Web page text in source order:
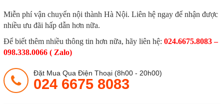
Miễn phí vận chuyển nội thành Hà Nội. Liên hệ ngay để nhận được
nhiều ưu đãi hấp dẫn hơn nữa.
Để biết thêm nhiều thông tin hơn nữa, hãy liên hệ: 024.6675.8083 –
098.338.0066 ( Zalo)
Đặt Mua Qua Điện Thoại (8h00 - 20h00)
024 6675 8083